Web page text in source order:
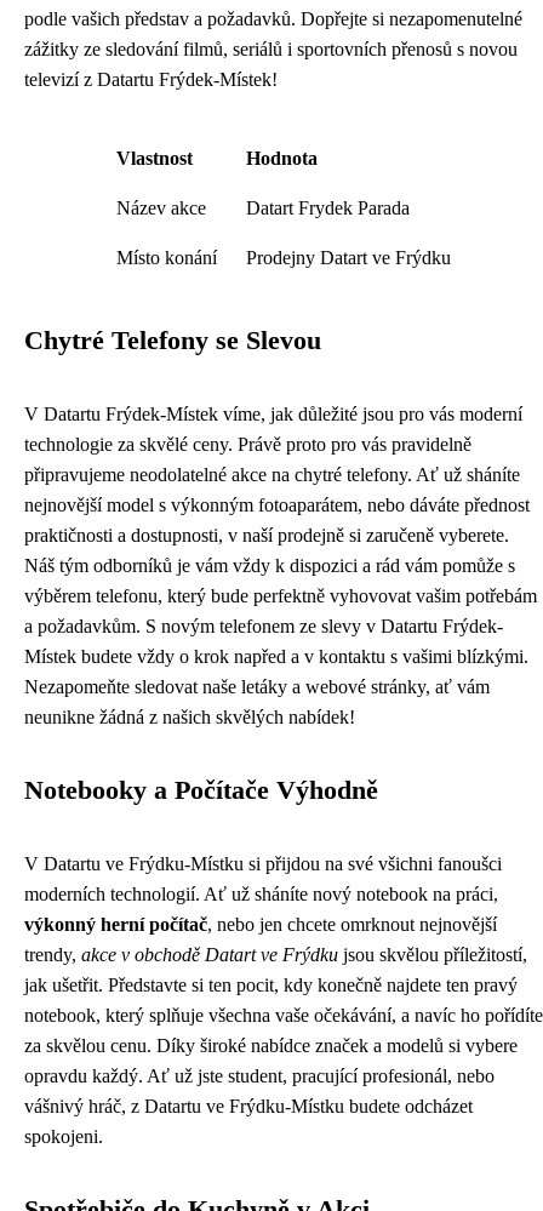
podle vašich představ a požadavků. Dopřejte si nezapomenutelné
zážitky ze sledování filmů, seriálů i sportovních přenosů s novou
televizí z Datartu Frýdek-Místek!
Vlastnost Hodnota
Název akce Datart Frydek Parada
Místo konání Prodejny Datart ve Frýdku
Chytré Telefony se Slevou
V Datartu Frýdek-Místek víme, jak důležité jsou pro vás moderní
technologie za skvělé ceny. Právě proto pro vás pravidelně
připravujeme neodolatelné akce na chytré telefony. Ať už sháníte
nejnovější model s výkonným fotoaparátem, nebo dáváte přednost
praktičnosti a dostupnosti, v naší prodejně si zaručeně vyberete.
Náš tým odborníků je vám vždy k dispozici a rád vám pomůže s
výběrem telefonu, který bude perfektně vyhovovat vašim potřebám
a požadavkům. S novým telefonem ze slevy v Datartu Frýdek-
Místek budete vždy o krok napřed a v kontaktu s vašimi blízkými.
Nezapomeňte sledovat naše letáky a webové stránky, ať vám
neunikne žádná z našich skvělých nabídek!
Notebooky a Počítače Výhodně
V Datartu ve Frýdku-Místku si přijdou na své všichni fanoušci
moderních technologií. Ať už sháníte nový notebook na práci,
výkonný herní počítač, nebo jen chcete omrknout nejnovější
trendy, akce v obchodě Datart ve Frýdku jsou skvělou příležitostí,
jak ušetřit. Představte si ten pocit, kdy konečně najdete ten pravý
notebook, který splňuje všechna vaše očekávání, a navíc ho pořídíte
za skvělou cenu. Díky široké nabídce značek a modelů si vybere
opravdu každý. Ať už jste student, pracující profesionál, nebo
vášnivý hráč, z Datartu ve Frýdku-Místku budete odcházet
spokojeni.